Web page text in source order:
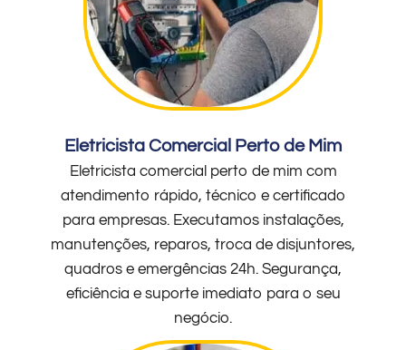
Eletricista Comercial Perto de Mim
Eletricista comercial perto de mim com
atendimento rápido, técnico e certificado
para empresas. Executamos instalações,
manutenções, reparos, troca de disjuntores,
quadros e emergências 24h. Segurança,
eficiência e suporte imediato para o seu
negócio.